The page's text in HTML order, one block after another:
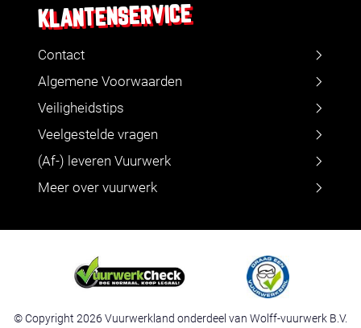
KLANTENSERVICE
Contact
Algemene Voorwaarden
Veiligheidstips
Veelgestelde vragen
(Af-) leveren Vuurwerk
Meer over vuurwerk
© Copyright 2026 Vuurwerkland onderdeel van Wolff-vuurwerk B.V.